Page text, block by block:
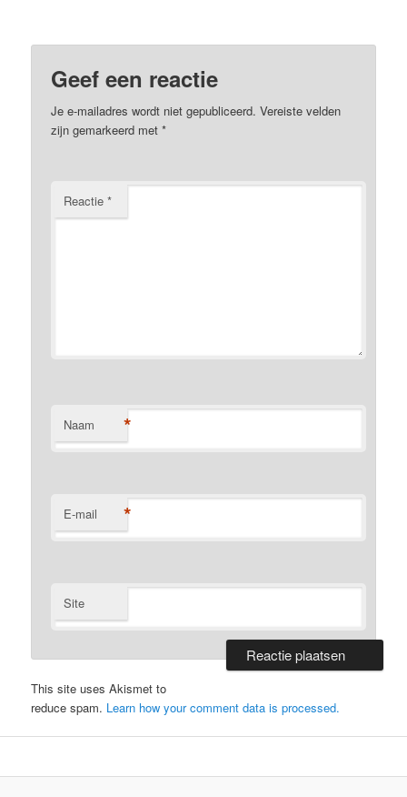
Geef een reactie
Je e-mailadres wordt niet gepubliceerd. Vereiste velden
zijn gemarkeerd met*
Reactie*
Naam *
E-mail *
Site
This site uses Akismet to
reduce spam. Learn how your comment data is processed.